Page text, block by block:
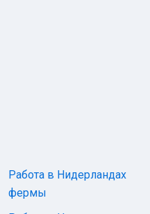
Работа в Нидерландах
фермы